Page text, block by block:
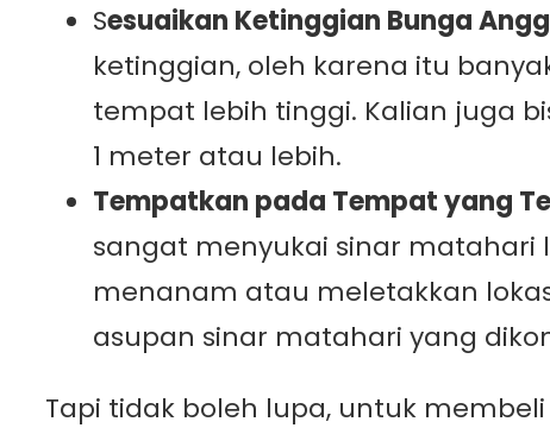
Sesuaikan Ketinggian Bunga
ketinggian, oleh karena itu
tempat lebih tinggi. Kalian juga
1 meter atau lebih.
Tempatkan pada Tempat yang
sangat menyukai sinar matahari
menanam atau meletakkan
asupan sinar matahari yang
Tapi tidak boleh lupa, untuk